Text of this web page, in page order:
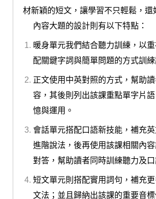
材新穎的短文，讓學習不只輕鬆，還
內容大題的設計則有以下特點：
暖身單元我們結合聽力訓練，以
配關鍵字詞與簡單問題的方式訓練
正文使用中英對照的方式，幫助
容，其後則列出該課重點單字片
憶與運用。
會話單元搭配口語新技能，補充
進階說法，後再使用該課相關內
對答，幫助讀者同時訓練聽力及口
短文單元則搭配實用詞句，補充
文法；並且歸納出該課的重要音